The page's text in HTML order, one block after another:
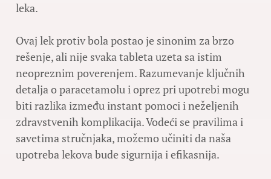
leka.
Ovaj lek protiv bola postao je sinonim za brzo
rešenje, ali nije svaka tableta uzeta sa istim
neopreznim poverenjem. Razumevanje ključnih
detalja o paracetamolu i oprez pri upotrebi mogu
biti razlika između instant pomoci i neželjenih
zdravstvenih komplikacija. Vodeći se pravilima i
savetima stručnjaka, možemo učiniti da naša
upotreba lekova bude sigurnija i efikasnija.